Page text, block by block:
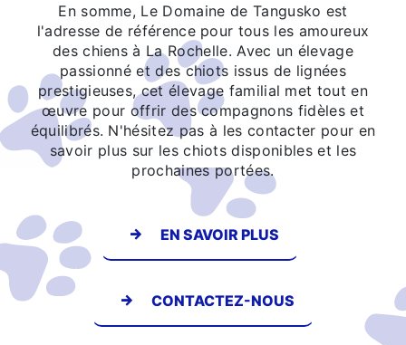
En somme, Le Domaine de Tangusko est
l'adresse de référence pour tous les amoureux
des chiens à La Rochelle. Avec un élevage
passionné et des chiots issus de lignées
prestigieuses, cet élevage familial met tout en
œuvre pour offrir des compagnons fidèles et
équilibrés. N'hésitez pas à les contacter pour en
savoir plus sur les chiots disponibles et les
prochaines portées.
EN SAVOIR PLUS
CONTACTEZ-NOUS